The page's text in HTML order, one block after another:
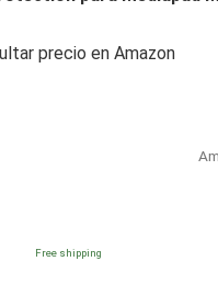
precio en Amazon
Free shipping